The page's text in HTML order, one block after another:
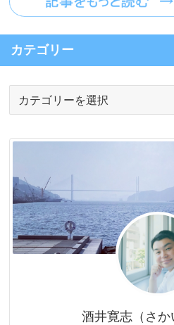
カテゴリー
リ
酒井寛志（さか